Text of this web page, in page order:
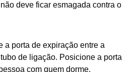
deve ficar esmagada contra o
a porta de expiração entre a
de ligação. Posicione a porta
com quem dorme.